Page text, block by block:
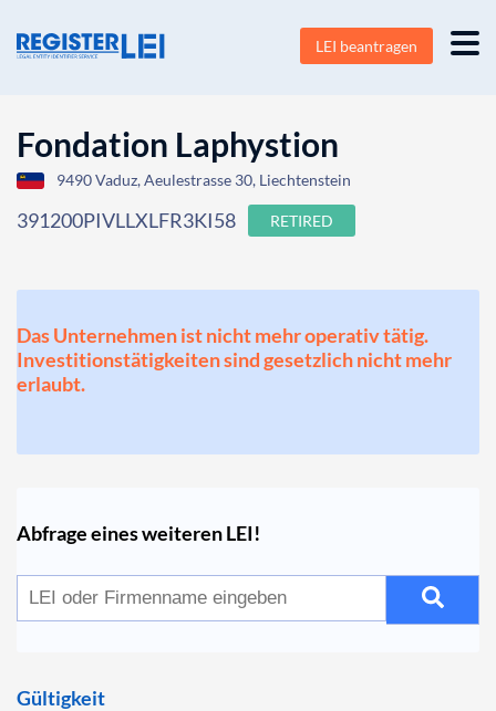
LEI beantragen
Fondation Laphystion
9490 Vaduz, Aeulestrasse 30, Liechtenstein
391200PIVLLXLFR3KI58 RETIRED
Das Unternehmen ist nicht mehr operativ tätig.
Investitionstätigkeiten sind gesetzlich nicht mehr
erlaubt.
Abfrage eines weiteren LEI!
Gültigkeit